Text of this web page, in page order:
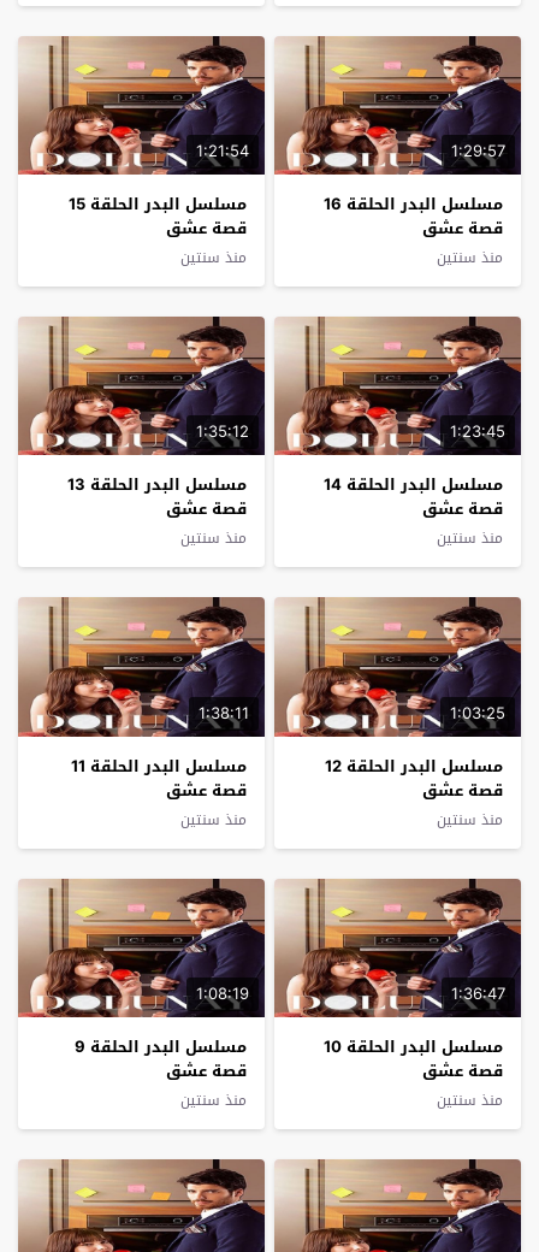
1:29:57
مسلسل البدر الحلقة 16
قصة عشق
منذ سنتين
1:21:54
مسلسل البدر الحلقة 15
قصة عشق
منذ سنتين
1:23:45
مسلسل البدر الحلقة 14
قصة عشق
منذ سنتين
1:35:12
مسلسل البدر الحلقة 13
قصة عشق
منذ سنتين
1:03:25
مسلسل البدر الحلقة 12
قصة عشق
منذ سنتين
1:38:11
مسلسل البدر الحلقة 11
قصة عشق
منذ سنتين
1:36:47
مسلسل البدر الحلقة 10
قصة عشق
منذ سنتين
1:08:19
مسلسل البدر الحلقة 9
قصة عشق
منذ سنتين